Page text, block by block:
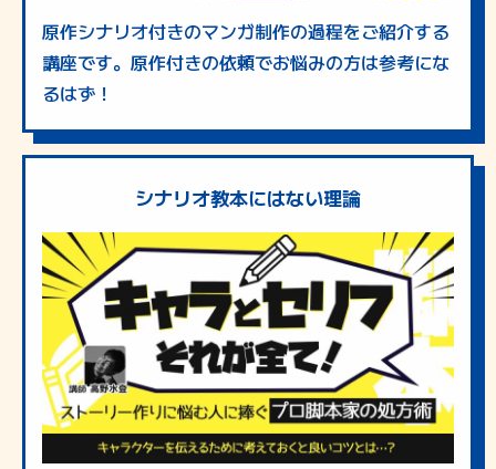
原作シナリオ付きのマンガ制作の過程をご紹介する
講座です。原作付きの依頼でお悩みの方は参考にな
るはず！
シナリオ教本にはない理論